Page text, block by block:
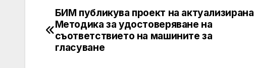
Post
navigation
БИМ публикува проект на актуализирана
Методика за удостоверяване на
съответствието на машините за
гласуване